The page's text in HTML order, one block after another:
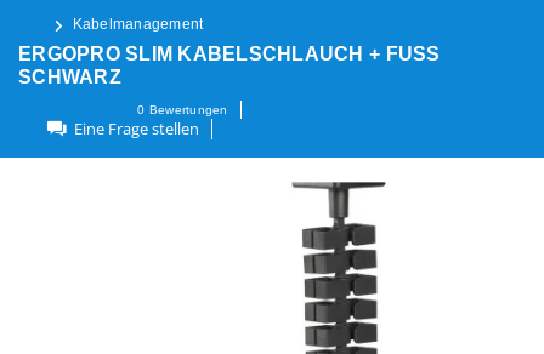
Kabelmanagement
ERGOPRO SLIM KABELSCHLAUCH + FUSS S
CHWARZ
0 Bewertungen
Eine Frage stellen